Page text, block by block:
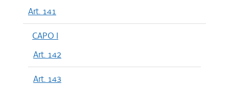
Art. 141
CAPO I
Art. 142
Art. 143